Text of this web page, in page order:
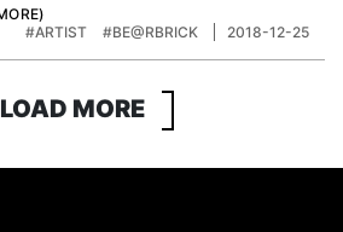
#ARTIST #BE@RBRICK 2018-12-25
LOAD MORE